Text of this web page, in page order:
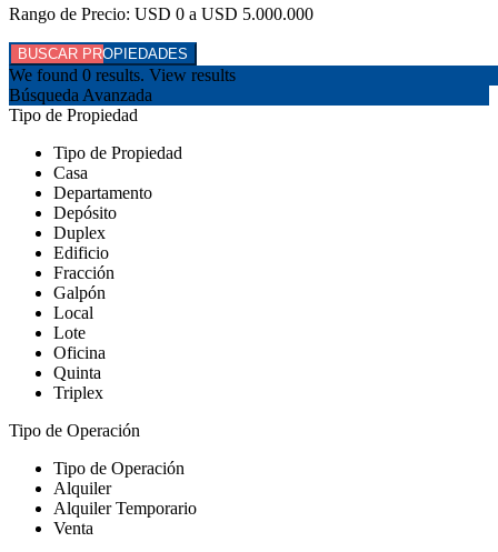
Rango de Precio: USD 0 a USD 5.000.000
We found 0 results. View results
Búsqueda Avanzada
Tipo de Propiedad
Tipo de Propiedad
Casa
Departamento
Depósito
Duplex
Edificio
Fracción
Galpón
Local
Lote
Oficina
Quinta
Triplex
Tipo de Operación
Tipo de Operación
Alquiler
Alquiler Temporario
Venta